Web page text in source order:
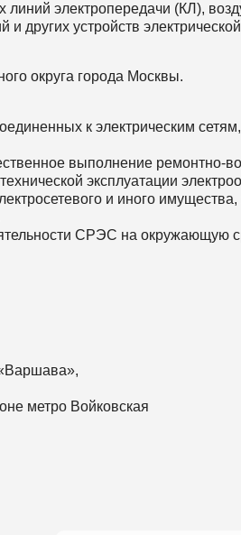
электропередачи (КЛ),
других устройств
округа города Москвы.
к электрическим
выполнение ремонтно-
эксплуатации
и иного
CРЭС на окружающую
метро Войковская